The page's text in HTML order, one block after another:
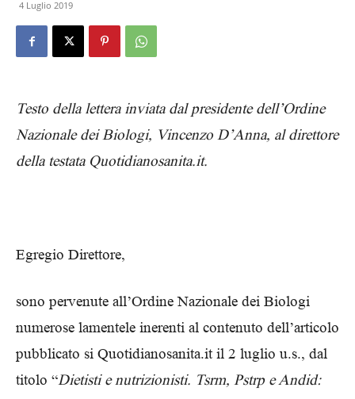
4 Luglio 2019
Testo della lettera inviata dal presidente dell’Ordine
Nazionale dei Biologi, Vincenzo D’Anna, al direttore
della testata Quotidianosanita.it.
Egregio Direttore,
sono pervenute all’Ordine Nazionale dei Biologi
numerose lamentele inerenti al contenuto dell’articolo
pubblicato si Quotidianosanita.it il 2 luglio u.s., dal
titolo “Dietisti e nutrizionisti. Tsrm, Pstrp e Andid: